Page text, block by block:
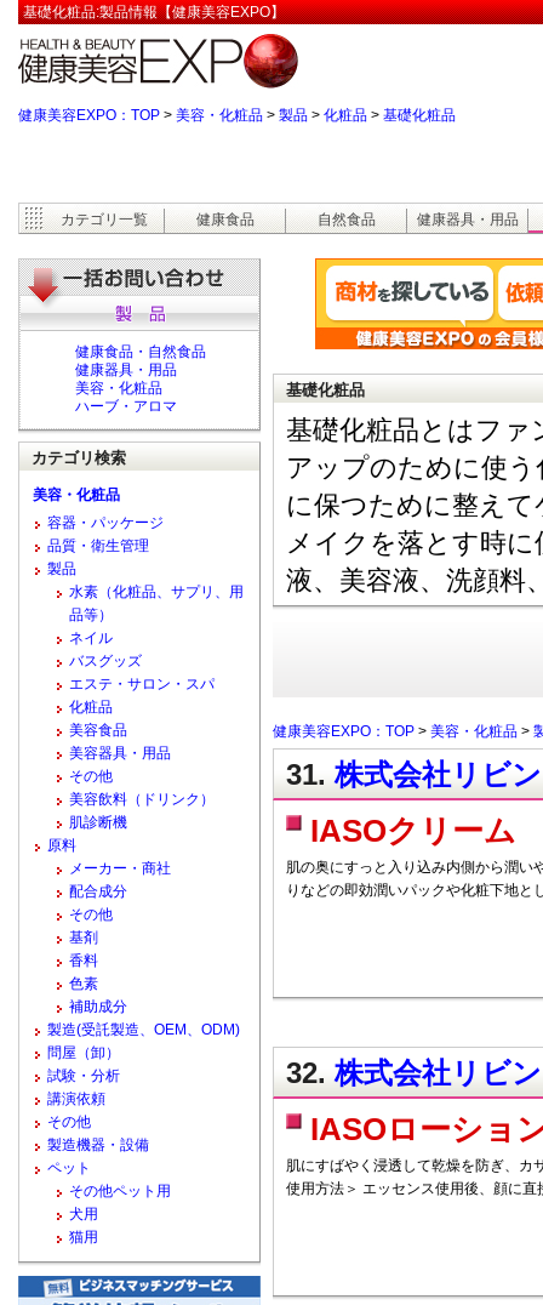
基礎化粧品:製品情報【健康美容EXPO】
健康美容EXPO：TOP > 美容・化粧品 > 製品 > 化粧品 > 基礎化粧品
カテゴリ一覧 健康食品 自然食品 健康器具・用品
基礎化粧品
基礎化粧品とはフ
アップのために使
に保つために整え
メイクを落とす時
液、美容液、洗顔料
健康美容EXPO：TOP > 美容・化粧品 >
31.株式会社リビ
IASOクリーム
肌の奥にすっと入り込み内側から潤い
りなどの即効潤いパックや化粧下地と
32.株式会社リビ
IASOローショ
肌にすばやく浸透して乾燥を防ぎ、カ
使用方法＞ エッセンス使用後、顔に直
健康食品・自然食品
健康器具・用品
美容・化粧品
ハーブ・アロマ
カテゴリ検索
美容・化粧品
容器・パッケージ
品質・衛生管理
製品
水素（化粧品、サプリ、用
品等）
ネイル
バスグッズ
エステ・サロン・スパ
化粧品
美容食品
美容器具・用品
その他
美容飲料（ドリンク）
肌診断機
原料
メーカー・商社
配合成分
その他
基剤
香料
色素
補助成分
製造(受託製造、OEM、ODM)
問屋（卸）
試験・分析
講演依頼
その他
製造機器・設備
ペット
その他ペット用
犬用
猫用